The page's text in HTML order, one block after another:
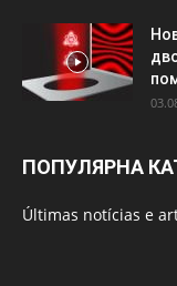
ПОПУЛЯРНА
Últimas notícias e